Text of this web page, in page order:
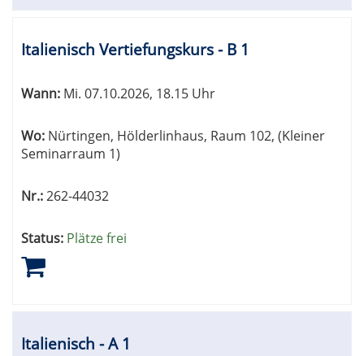
Italienisch Vertiefungskurs - B 1
Wann: Mi. 07.10.2026, 18.15 Uhr
Wo: Nürtingen, Hölderlinhaus, Raum 102, (Kleiner
Seminarraum 1)
Nr.:262-44032
Status: Plätze frei
Italienisch - A 1